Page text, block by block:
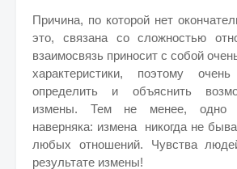
Причина, по которой нет
это, связана со сложностью
взаимосвязь приносит с собой
характеристики, поэтому
определить и объяснить
измены. Тем не менее, одно
наверняка: измена никогда не
любых отношений. Чувства
результате измены!